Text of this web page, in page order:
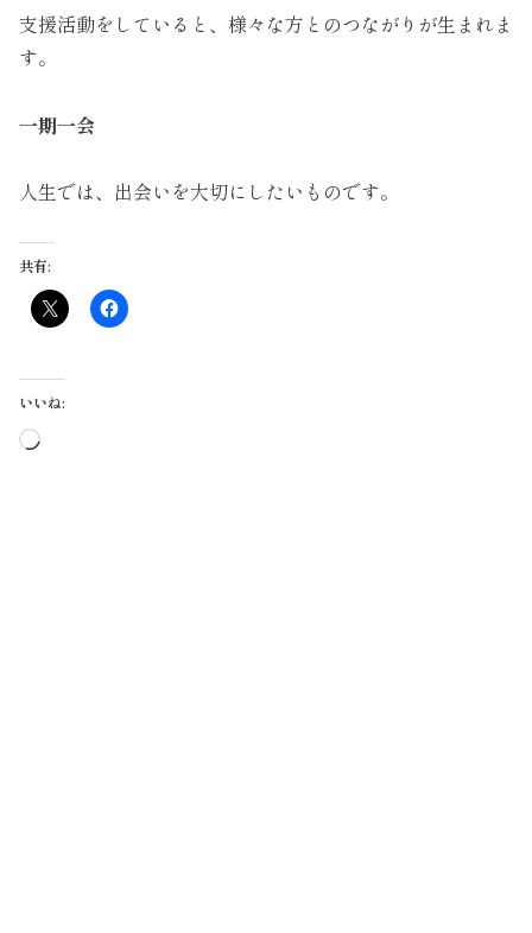
支援活動をしていると、様々な方とのつながりが生まれま
す。
一期一会
人生では、出会いを大切にしたいものです。
共有:
いいね:
読